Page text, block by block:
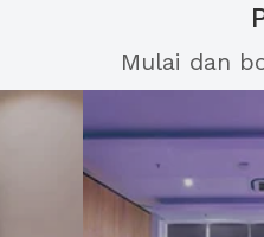
Mulai dan